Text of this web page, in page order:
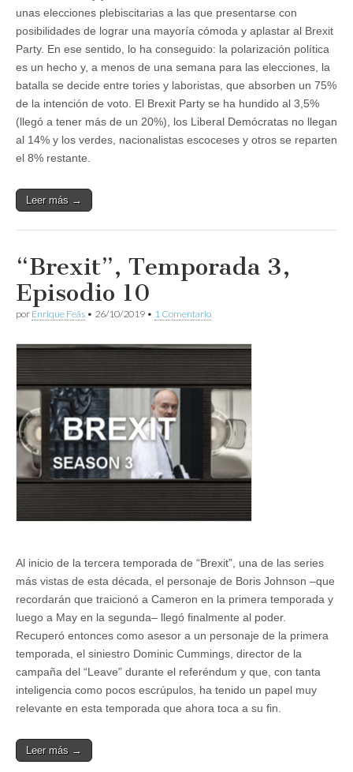
unas elecciones plebiscitarias a las que presentarse con
posibilidades de lograr una mayoría cómoda y aplastar al Brexit
Party. En ese sentido, lo ha conseguido: la polarización política
es un hecho y, a menos de una semana para las elecciones, la
batalla se decide entre tories y laboristas, que absorben un 75%
de la intención de voto. El Brexit Party se ha hundido al 3,5%
(llegó a tener más de un 20%), los Liberal Demócratas no llegan
al 14% y los verdes, nacionalistas escoceses y otros se reparten
el 8% restante.
Leer más →
“Brexit”, Temporada 3,
Episodio 10
por Enrique Feás • 26/10/2019 • 1 Comentario
Al inicio de la tercera temporada de “Brexit”, una de las series
más vistas de esta década, el personaje de Boris Johnson –que
recordarán que traicionó a Cameron en la primera temporada y
luego a May en la segunda– llegó finalmente al poder.
Recuperó entonces como asesor a un personaje de la primera
temporada, el siniestro Dominic Cummings, director de la
campaña del “Leave” durante el referéndum y que, con tanta
inteligencia como pocos escrúpulos, ha tenido un papel muy
relevante en esta temporada que ahora toca a su fin.
Leer más →